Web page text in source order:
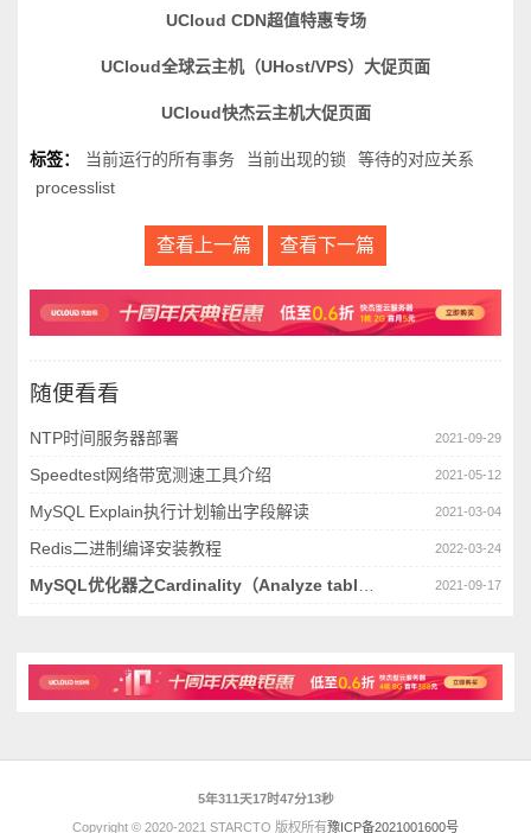
UCloud CDN超值特惠专场
UCloud全球云主机（UHost/VPS）大促页面
UCloud快杰云主机大促页面
标签： 当前运行的所有事务 当前出现的锁
等待的对应关系
processlist
查看上一篇 查看下一篇
随便看看
2021-09-29
NTP时间服务器部署
2021-05-12
Speedtest网络带宽测速工具介绍
2021-03-04
MySQL Explain执行计划输出字段解读
2022-03-24
Redis二进制编译安装教程
2021-09-17
5年311天17时47分13秒
Copyright © 2020-2021 STARCTO 版权所有豫ICP备2021001600号